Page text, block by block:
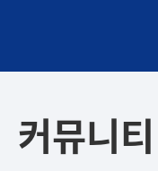
커뮤니티